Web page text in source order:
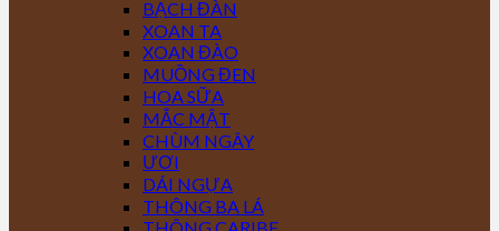
BẠCH ĐÀN
XOAN TA
XOAN ĐÀO
MUỒNG ĐEN
HOA SỮA
MẮC MẬT
CHÙM NGÂY
ƯƠI
DÁI NGỰA
THÔNG BA LÁ